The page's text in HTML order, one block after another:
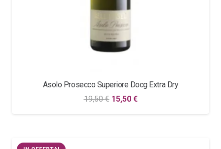
Asolo Prosecco Superiore Docg Extra Dry
19,50€ Il
prezzo
15,50 €Il
prezzo